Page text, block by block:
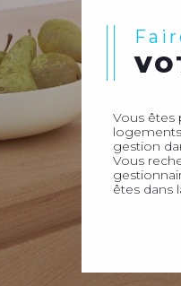
Vous êtes
gestion
Vous
êtes dans